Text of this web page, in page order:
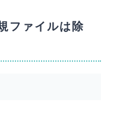
ファイルは除